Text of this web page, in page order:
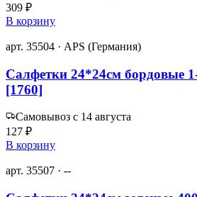
309 ₽
В корзину
арт. 35504 · APS (Германия)
Салфетки 24*24см бордовые
[1760]
Самовывоз с 14 августа
127 ₽
В корзину
арт. 35507 · --